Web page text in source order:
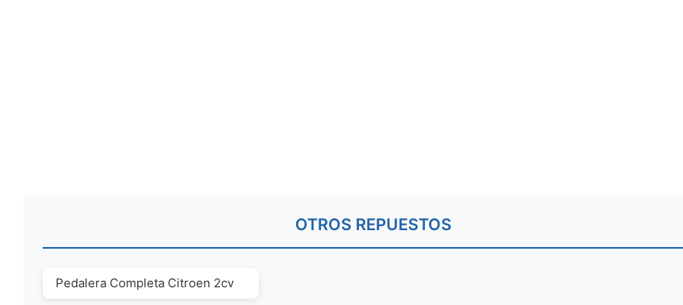
OTROS REPUESTOS
Pedalera Completa Citroen 2cv